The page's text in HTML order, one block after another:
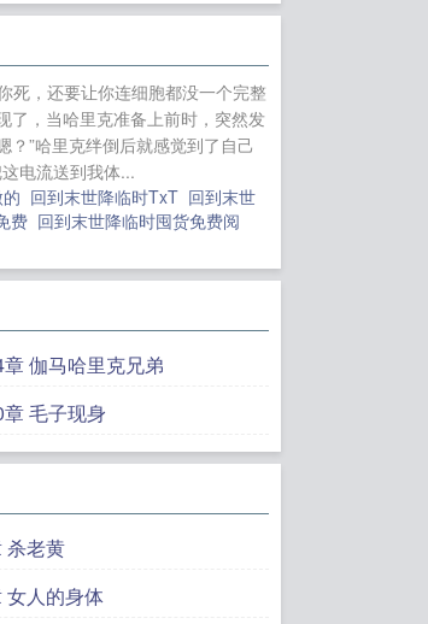
寻常巷
死，还要让你连细胞都没一个完整
了，当哈里克准备上前时，突然发
”哈里克绊倒后就感觉到了自己
电流送到我体...
回到末世降临时TxT 回到末世
费 回到末世降临时囤货免费阅
伽马哈里克兄弟
毛子现身
杀老黄
女人的身体